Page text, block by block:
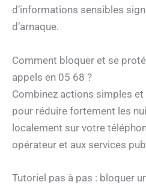
d’informations sensibles
d’arnaque.
Comment bloquer et se
appels en 05 68 ?
Combinez actions simples
pour réduire fortement les
localement sur votre
opérateur et aux services
Tutoriel pas à pas : bloquer